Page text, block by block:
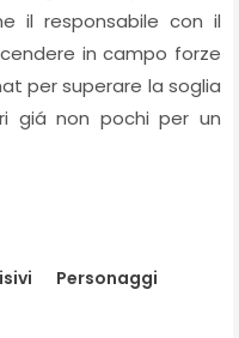
il responsabile con il
in campo forze
per superare la soglia
giá non pochi per un
Personaggi